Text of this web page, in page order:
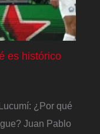
es histórico
¿Por qué
Juan Pablo